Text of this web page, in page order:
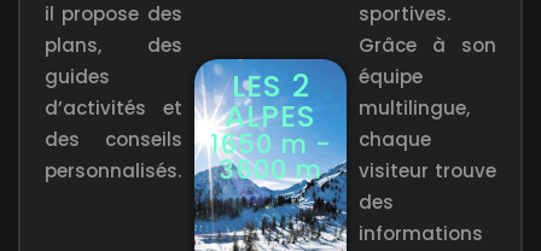
il propose des
plans, des
guides
d’activités et
des conseils
personnalisés.
LES 2
ALPES
1650 m -
3600 m
sportives.
Grâce à son
équipe
multilingue,
chaque
visiteur trouve
des
informations